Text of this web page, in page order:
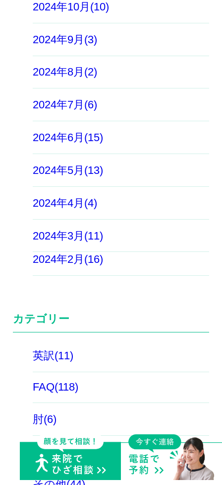
2024年10月(10)
2024年9月(3)
2024年8月(2)
2024年7月(6)
2024年6月(15)
2024年5月(13)
2024年4月(4)
2024年3月(11)
2024年2月(16)
カテゴリー
英訳(11)
FAQ(118)
肘(6)
スポーツ外傷(54)